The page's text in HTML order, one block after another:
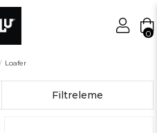
0
Loafer
Filtreleme